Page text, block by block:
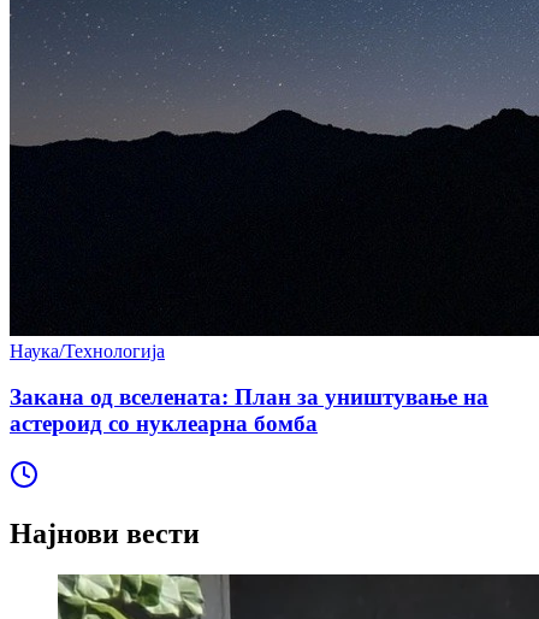
Наука/Технологија
Закана од вселената: План за уништување на
астероид со нуклеарна бомба
Најнови вести